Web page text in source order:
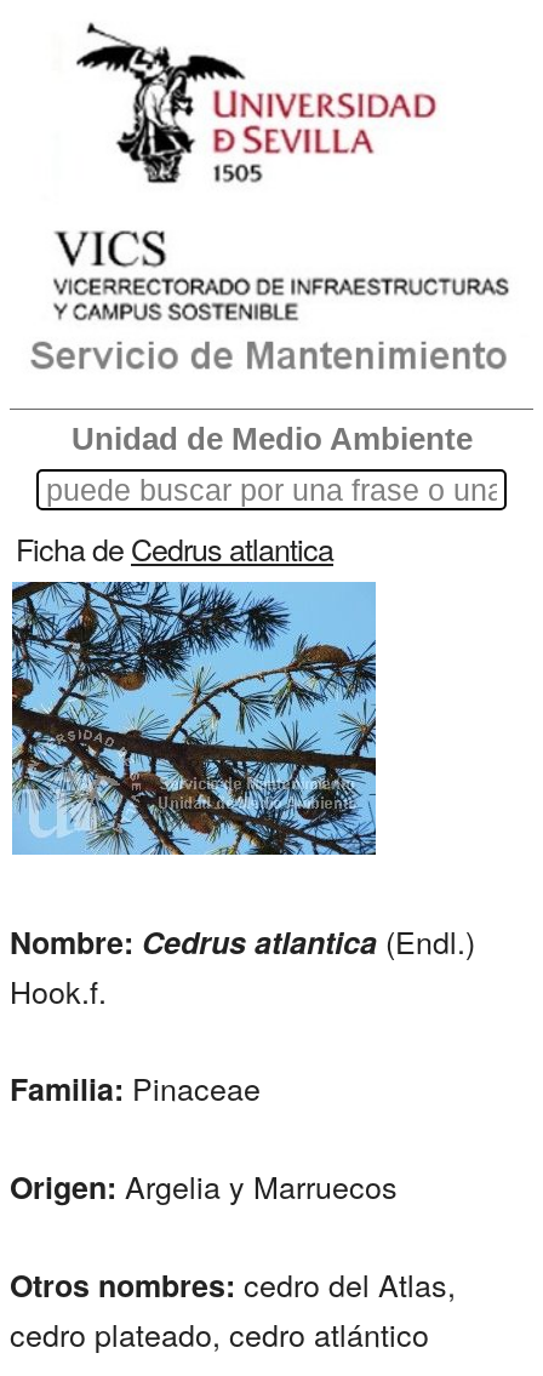
Unidad de Medio Ambiente
Ficha deCedrus atlantica
Nombre: Cedrus atlantica (Endl.)
Hook.f.
Familia: Pinaceae
Origen: Argelia y Marruecos
Otros nombres: cedro del Atlas,
cedro plateado, cedro atlántico